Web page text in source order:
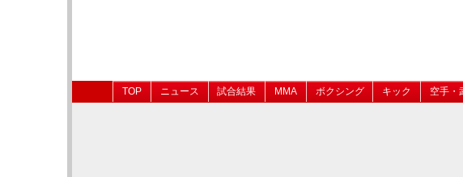
TOP ニュース 試合結果 MMA ボクシング キック 空手・